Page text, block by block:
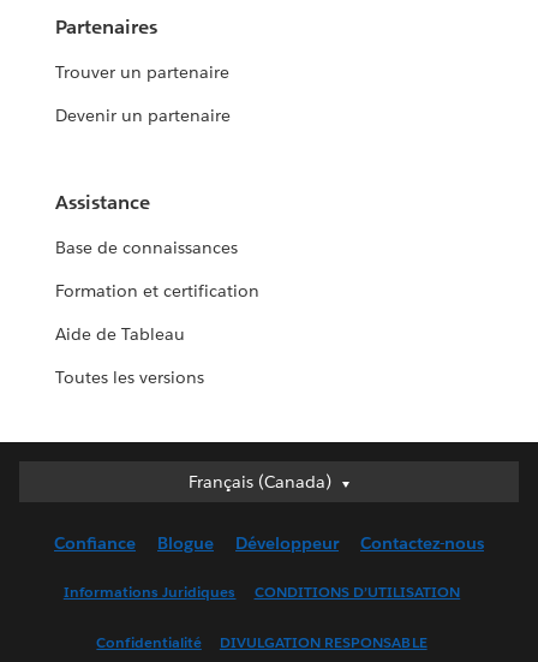
Partenaires
Trouver un partenaire
Devenir un partenaire
Assistance
Base de connaissances
Formation et certification
Aide de Tableau
Toutes les versions
Français (Canada)
Français (Canada)
English (UK)
Français (France)
Confiance Blogue Développeur Contactez-nous
Informations Juridiques CONDITIONS D’UTILISATION
Confidentialité DIVULGATION RESPONSABLE